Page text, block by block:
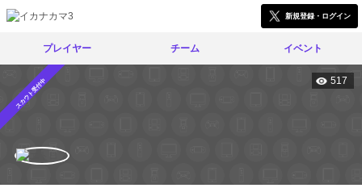
新規登録・ログイン
プレイヤー チーム イベント
スカウト受付中 517